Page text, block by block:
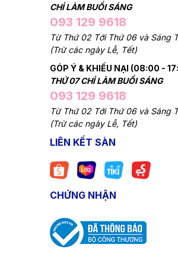
CHỈ LÀM BUỔI SÁNG
093 129 9618
Từ Thứ 02 Tới Thứ 06 và Sáng
(Trừ các ngày Lễ, Tết)
GÓP Ý & KHIẾU NẠI (08:00 -
THỨ 07 CHỈ LÀM BUỔI SÁNG
093 129 9618
Từ Thứ 02 Tới Thứ 06 và Sáng
(Trừ các ngày Lễ, Tết)
LIÊN KẾT SÀN
CHỨNG NHẬN